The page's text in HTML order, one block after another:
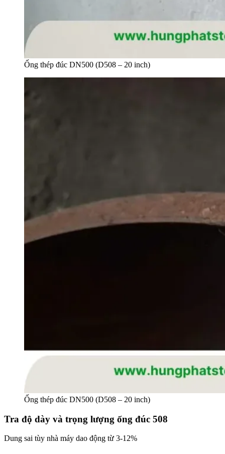
Ống thép đúc DN500 (D508 – 20 inch)
Ống thép đúc DN500 (D508 – 20 inch)
Tra độ dày và trọng lượng ống đúc 508
Dung sai tùy nhà máy dao động từ 3-12%